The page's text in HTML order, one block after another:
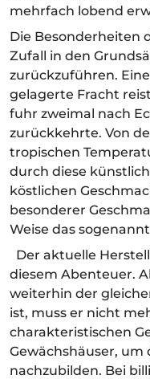
mehrfach lobend
Die Besonderheiten
Zufall in den
zurückzuführen.
gelagerte Fracht
fuhr zweimal nach
zurückkehrte. Von
tropischen
durch diese
köstlichen
besonderer
Weise das
Der aktuelle
diesem Abenteuer.
weiterhin der
ist, muss er nicht
charakteristischen
Gewächshäuser, um
nachzubilden. Bei